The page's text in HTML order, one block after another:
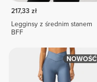
217,33 zł
Legginsy z średnim stanem
BFF
NOWOŚĆ